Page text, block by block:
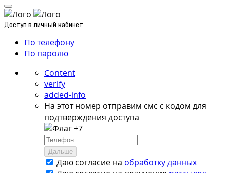
Доступ в личный кабинет
По телефону
По паролю
Content
verify
added-info
На этот номер отправим смс с кодом для
подтверждения доступа
+7
Дальше
Даю согласие на обработку данных